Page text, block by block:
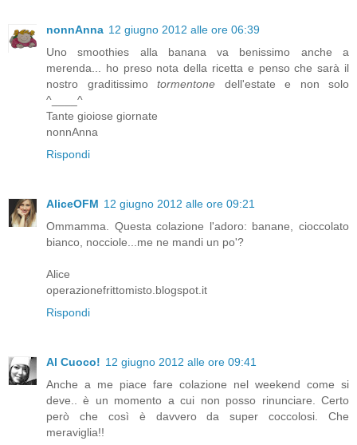
nonnAnna 12 giugno 2012 alle ore 06:39
Uno smoothies alla banana va benissimo anche a
merenda... ho preso nota della ricetta e penso che sarà il
nostro graditissimo tormentone dell'estate e non solo
^____^
Tante gioiose giornate
nonnAnna
Rispondi
AliceOFM 12 giugno 2012 alle ore 09:21
Ommamma. Questa colazione l'adoro: banane, cioccolato
bianco, nocciole...me ne mandi un po'?
Alice
operazionefrittomisto.blogspot.it
Rispondi
Al Cuoco! 12 giugno 2012 alle ore 09:41
Anche a me piace fare colazione nel weekend come si
deve.. è un momento a cui non posso rinunciare. Certo
però che così è davvero da super coccolosi. Che
meraviglia!!